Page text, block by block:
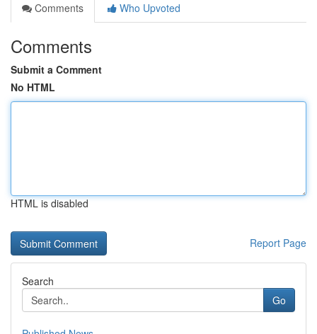
Comments
Who Upvoted
Comments
Submit a Comment
No HTML
HTML is disabled
Report Page
Search
Go